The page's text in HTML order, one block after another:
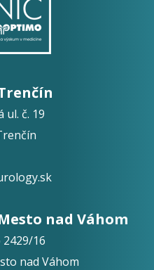
ul. č. 19
nad Váhom
16
nad Váhom